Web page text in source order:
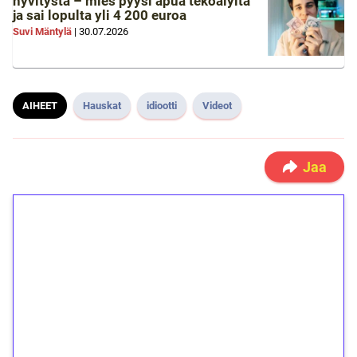
ja sai lopulta yli 4 200 euroa
Suvi Mäntylä | 30.07.2026
AIHEET Hauskat idiootti Videot
Jaa